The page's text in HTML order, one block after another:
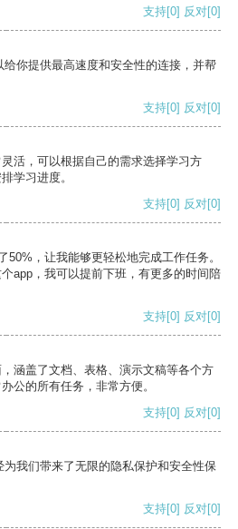
支持[0] 反对[0]
你提供最高速度和安全性的连接，并帮
支持[0] 反对[0]
活，可以根据自己的需求选择学习方
学习进度。
支持[0] 反对[0]
50%，让我能够更轻松地完成工作任务。
app，我可以提前下班，有更多的时间陪
支持[0] 反对[0]
涵盖了文档、表格、演示文稿等各个方
公的所有任务，非常方便。
支持[0] 反对[0]
我们带来了无限的隐私保护和安全性保
支持[0] 反对[0]